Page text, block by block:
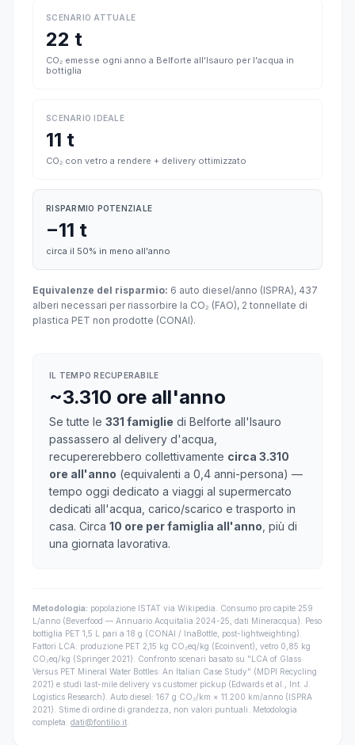
SCENARIO ATTUALE
22 t
CO₂ emesse ogni anno a Belforte all'Isauro per l'acqua in
bottiglia
SCENARIO IDEALE
11 t
CO₂ con vetro a rendere + delivery ottimizzato
RISPARMIO POTENZIALE
−11 t
circa il 50% in meno all'anno
Equivalenze del risparmio: 6 auto diesel/anno (ISPRA), 437
alberi necessari per riassorbire la CO₂ (FAO), 2 tonnellate di
plastica PET non prodotte (CONAI).
IL TEMPO RECUPERABILE
~3.310 ore all'anno
Se tutte le 331 famiglie di Belforte all'Isauro
passassero al delivery d'acqua,
recupererebbero collettivamente circa 3.310
ore all'anno (equivalenti a 0,4 anni-persona) —
tempo oggi dedicato a viaggi al supermercato
dedicati all'acqua, carico/scarico e trasporto in
casa. Circa 10 ore per famiglia all'anno , più di
una giornata lavorativa.
Metodologia: popolazione ISTAT via Wikipedia. Consumo pro capite 259
L/anno (Beverfood — Annuario Acquitalia 2024-25, dati Mineracqua). Peso
bottiglia PET 1,5 L pari a 18 g (CONAI / InaBottle, post-lightweighting).
Fattori LCA: produzione PET 2,15 kg CO₂eq/kg (Ecoinvent), vetro 0,85 kg
CO₂eq/kg (Springer 2021). Confronto scenari basato su "LCA of Glass
Versus PET Mineral Water Bottles: An Italian Case Study" (MDPI Recycling
2021) e studi last-mile delivery vs customer pickup (Edwards et al., Int. J.
Logistics Research). Auto diesel: 167 g CO₂/km × 11.200 km/anno (ISPRA
2021). Stime di ordine di grandezza, non valori puntuali. Metodologia
completa: dati@fontilio.it